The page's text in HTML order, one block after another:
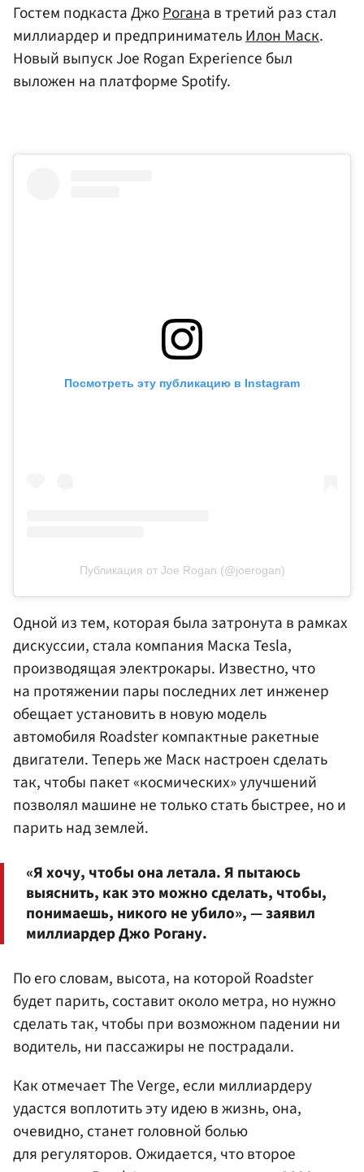
Гостем подкаста ДжоРогана в третий раз стал
миллиардер и предпринимательИлон Маск.
Новый выпуск Joe Rogan Experience был
выложен на платформе Spotify.
Посмотреть эту публикацию в Instagram
Публикация от Joe Rogan (@joerogan)
Одной из тем, которая была затронута в рамках
дискуссии, стала компания Маска Tesla,
производящая электрокары. Известно, что
на протяжении пары последних лет инженер
обещает установить в новую модель
автомобиля Roadster компактные ракетные
двигатели. Теперь же Маск настроен сделать
так, чтобы пакет «космических» улучшений
позволял машине не только стать быстрее, но и
парить над землей.
«Я хочу, чтобы она летала. Я пытаюсь
выяснить, как это можно сделать, чтобы,
понимаешь, никого не убило», — заявил
миллиардер Джо Рогану.
По его словам, высота, на которой Roadster
будет парить, составит около метра, но нужно
сделать так, чтобы при возможном падении ни
водитель, ни пассажиры не пострадали.
Как отмечает The Verge, если миллиардеру
удастся воплотить эту идею в жизнь, она,
очевидно, станет головной болью
для регуляторов. Ожидается, что второе